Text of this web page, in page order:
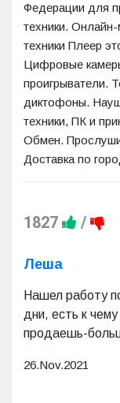
Федерации для
техники. Онлайн-
техники Плеер
Цифровые
проигрыватели.
диктофоны.
техники, ПК и
Обмен.
Доставка по
1827 /
Леша
Нашел работу
дни, есть к
продаешь-
26.Nov.2021